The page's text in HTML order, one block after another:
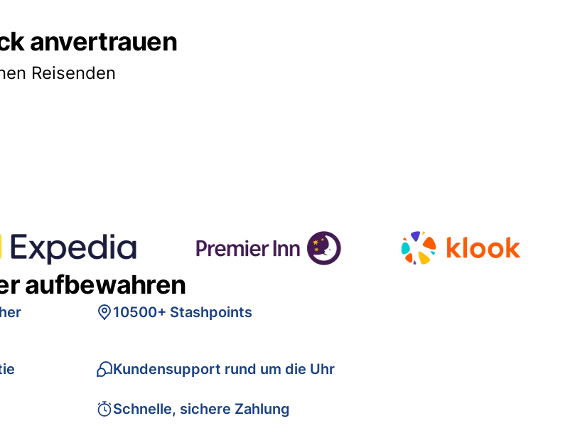
anvertrauen
Reisenden
aufbewahren
10500+ Stashpoints
Kundensupport rund um die Uhr
Schnelle, sichere Zahlung